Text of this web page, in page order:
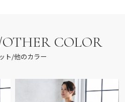
COLOR
ト/他のカラー